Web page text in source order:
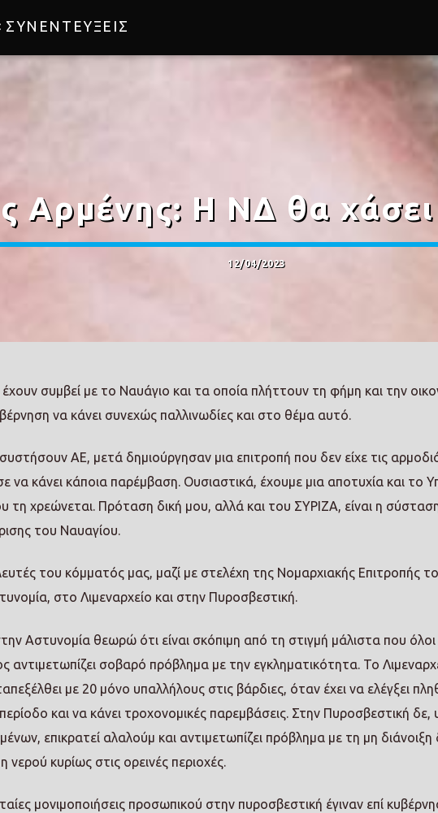
ΣΥΝΕΝΤΕΥΞΕΙΣ
Αρμένης: Η ΝΔ θα χάσει
12/04/2023
συμβεί με το Ναυάγιο και τα οποία πλήττουν τη φήμη και την
να κάνει συνεχώς παλλινωδίες και στο θέμα αυτό.
ΑΕ, μετά δημιούργησαν μια επιτροπή που δεν είχε τις
να κάνει κάποια παρέμβαση. Ουσιαστικά, έχουμε μια αποτυχία και το
τη χρεώνεται. Πρόταση δική μου, αλλά και του ΣΥΡΙΖΑ, είναι η
του Ναυαγίου.
του κόμματός μας, μαζί με στελέχη της Νομαρχιακής Επιτροπής
στο Λιμεναρχείο και στην Πυροσβεστική.
Αστυνομία θεωρώ ότι είναι σκόπιμη από τη στιγμή μάλιστα που όλοι
αντιμετωπίζει σοβαρό πρόβλημα με την εγκληματικότητα. Το
με 20 μόνο υπαλλήλους στις βάρδιες, όταν έχει να ελέγξει
και να κάνει τροχονομικές παρεμβάσεις. Στην Πυροσβεστική δε,
επικρατεί αλαλούμ και αντιμετωπίζει πρόβλημα με τη μη
νερού κυρίως στις ορεινές περιοχές.
μονιμοποιήσεις προσωπικού στην πυροσβεστική έγιναν επί